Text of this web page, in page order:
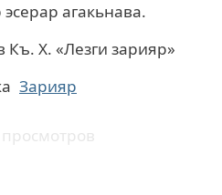
эсерар агакьнава.
Къ. Х. «Лезги зарияр»
Зарияр